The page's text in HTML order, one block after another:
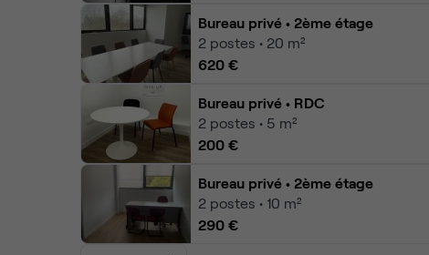
Bureau privé • 2ème étage
2 postes • 20 m²
620 €
Bureau privé • RDC
2 postes • 5 m²
200 €
Bureau privé • 2ème étage
2 postes • 10 m²
290 €